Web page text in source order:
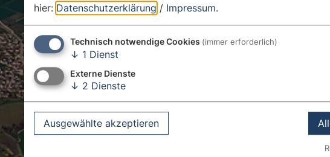
hier: Datenschutzerklärung / Impressum.
Technisch notwendige Cookies (immer erforderlich)
↓ 1 Dienst
Externe Dienste
↓ 2 Dienste
Ausgewählte akzeptieren